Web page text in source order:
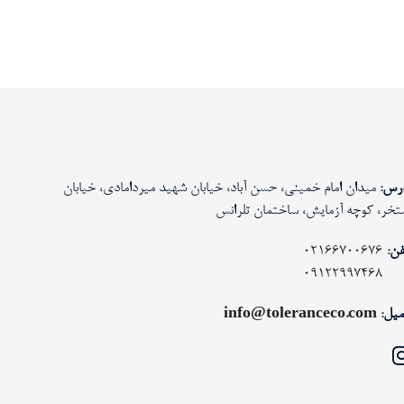
میدان امام خمینی، حسن آباد، خیابان شهید میردامادی، خیابان
کوچه آزمایش، ساختمان تلرانس
02166700676
09122997468
info@toleranceco.com